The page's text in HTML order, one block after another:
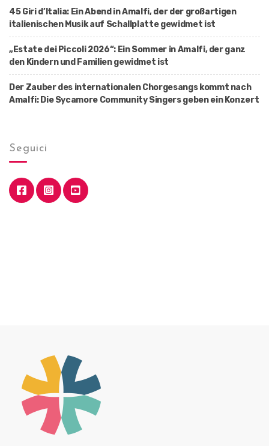
45 Giri d’Italia: Ein Abend in Amalfi, der der großartigen
italienischen Musik auf Schallplatte gewidmet ist
„Estate dei Piccoli 2026“: Ein Sommer in Amalfi, der ganz
den Kindern und Familien gewidmet ist
Der Zauber des internationalen Chorgesangs kommt nach
Amalfi: Die Sycamore Community Singers geben ein Konzert
Seguici